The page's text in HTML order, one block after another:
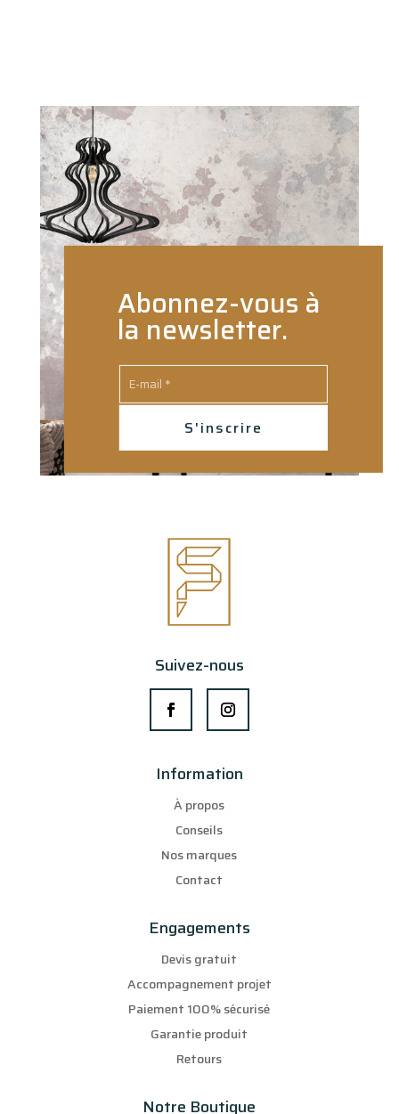
Abonnez-vous à
la newsletter.
S'inscrire
Suivez-nous
Information
À propos
Conseils
Nos marques
Contact
Engagements
Devis gratuit
Accompagnement projet
Paiement 100% sécurisé
Garantie produit
Retours
Notre Boutique